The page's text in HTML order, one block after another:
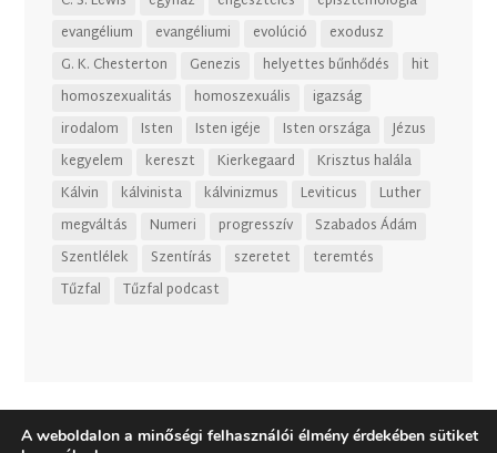
evangélium
evangéliumi evolúció
exodusz
G. K. Chesterton
Genezis helyettes bűnhődés
hit
homoszexualitás
homoszexuális
igazság
irodalom
Isten Isten igéje Isten országa
Jézus
kegyelem
kereszt Kierkegaard
Krisztus halála
Kálvin
kálvinista kálvinizmus Leviticus
Luther
megváltás
Numeri progresszív
Szabados Ádám
Szentlélek
Szentírás szeretet
teremtés
Tűzfal
Tűzfal podcast
A weboldalon a minőségi felhasználói élmény érdekében sütiket